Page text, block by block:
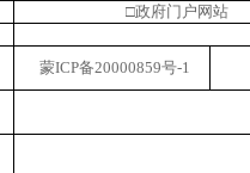
□政府门户
蒙ICP备20000859号-1